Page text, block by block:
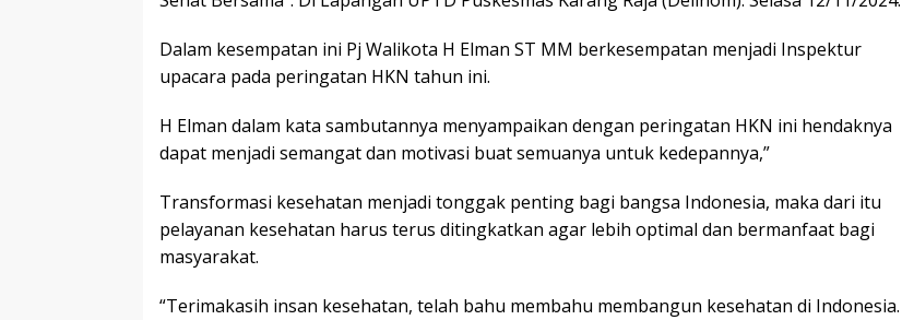
k p k er
Dalam kesempatan ini Pj Walikota H Elman ST MM berkesempatan menjadi Inspektur
upacara pada peringatan HKN tahun ini.
H Elman dalam kata sambutannya menyampaikan dengan peringatan HKN ini hendaknya
dapat menjadi semangat dan motivasi buat semuanya untuk kedepannya,”
Transformasi kesehatan menjadi tonggak penting bagi bangsa Indonesia, maka dari itu
pelayanan kesehatan harus terus ditingkatkan agar lebih optimal dan bermanfaat bagi
masyarakat.
“Terimakasih insan kesehatan, telah bahu membahu membangun kesehatan di Indonesia.